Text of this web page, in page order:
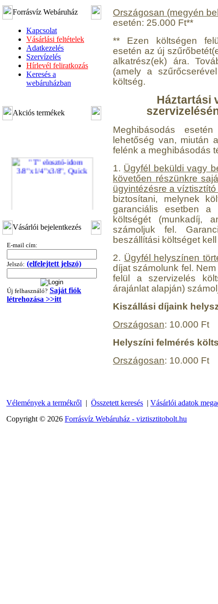
Forrásvíz Webáruház
Kapcsolat
Vásárlási feltételek
Adatkezelés
Szervízelés
Hírlevél feliratkozás
Keresés a
webáruházban
Akciós termékek
"T" elosztó-idom
3/8"x1/4"x3/8", Quick
360,-Ft
320,-Ft
---------
Vásárlói bejelentkezés
E-mail cím:
Jelszó: (elfelejtett jelszó)
Új felhasználó? Saját fiók
létrehozása >>itt
Országosan (megyén
esetén: 25.000 Ft**
** Ezen költségen
esetén az új
alkatrész(ek) ára.
(amely a
költség.
Háztartási
Meghibásodás
lehetőség van, miután
felénk a meghibásodás
1. Ügyfél beküldi vagy
követően részünkre
ügyintézésre a
biztosítani, melynek
garanciális esetben
költségét (munkadíj,
számoljuk fel.
beszállítási költséget
2. Ügyfél helyszínen
díjat számolunk fel.
felül a szervizelés
árajánlat alapján)
Kiszállási díjaink
Országosan: 10.000 Ft
Helyszíni felmérés
Országosan: 10.000 Ft
Vélemények a termékről | Összetett keresés | Vásárlói adatok
Copyright © 2026 Forrásvíz Webáruház - viztisztitobolt.hu